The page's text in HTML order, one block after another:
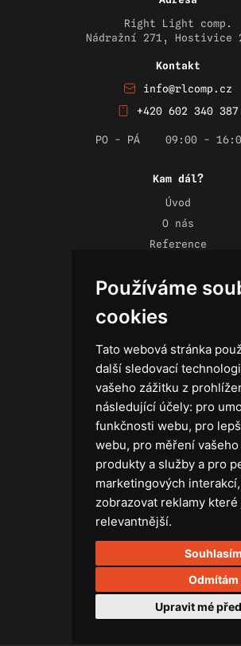
Používáme
cookies
Tato webová stránka
další sledovací
vašeho zážitku z
následující účely: pro
funkčnosti webu, pro
webu, pro měření
produkty a služby a pro
marketingových interakcí,
zobrazovat reklamy
relevantnější.
Souhlasím
Odmítám
Upravit mé
Right Light comp.
Nádražní 271, Hostivice
Kontakt
info@rlcomp.cz
+420 602 340 387
PO - PÁ 09:00 -
Kam dál?
Úvod
O nás
Reference
Kontakt
Obchodní podmínky
Zásady ochrany osobních
Technika
Světla
Příslušenství ke
Osvětlovací technika
Baterie
Stativy
Ostatní
Rozvaděče a kabely
Spotřební materiál
Z75 MISC. (RŮZNÉ)